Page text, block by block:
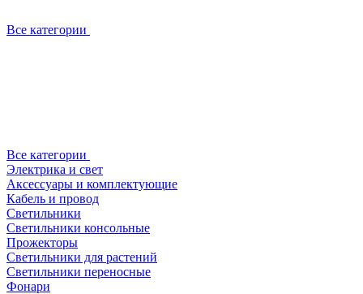
Все категории
Все категории
Электрика и свет
Аксессуары и комплектующие
Кабель и провод
Светильники
Светильники консольные
Прожекторы
Светильники для растений
Светильники переносные
Фонари